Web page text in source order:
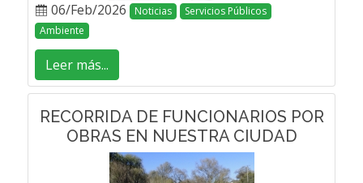
06/Feb/2026 Noticias
Servicios Públicos
Ambiente
Leer más...
RECORRIDA DE FUNCIONARIOS POR
OBRAS EN NUESTRA CIUDAD